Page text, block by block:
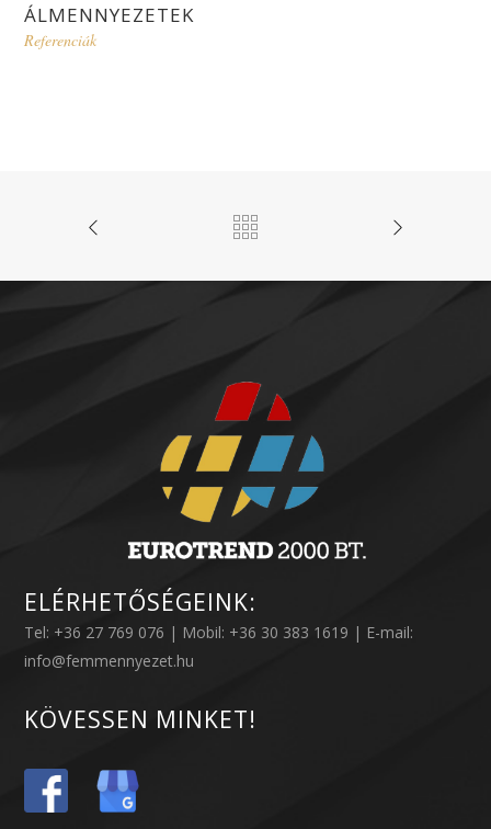
ÁLMENNYEZETEK
Referenciák
ELÉRHETŐSÉGEINK:
Tel: +36 27 769 076 | Mobil: +36 30 383 1619 | E-mail:
info@femmennyezet.hu
KÖVESSEN MINKET!